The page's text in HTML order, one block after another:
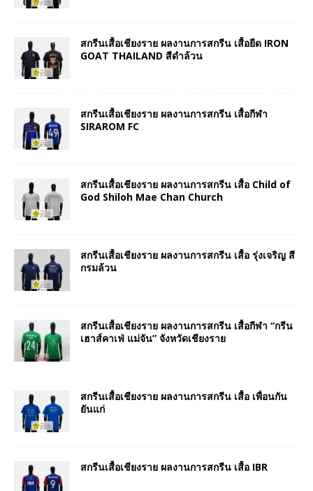
สกรีนเสื้อเชียงราย ผลงานการสกรีน เสื้อยืด IRON
GOAT THAILAND สีดำล้วน
สกรีนเสื้อเชียงราย ผลงานการสกรีน เสื้อกีฬา
SIRAROM FC
สกรีนเสื้อเชียงราย ผลงานการสกรีน เสื้อ Child of
God Shiloh Mae Chan Church
สกรีนเสื้อเชียงราย ผลงานการสกรีน เสื้อ รุ่งเจริญ สี
กรมล้วน
สกรีนเสื้อเชียงราย ผลงานการสกรีน เสื้อกีฬา “กรีน
เฮาส์คาเฟ่ แม่จัน” จังหวัดเชียงราย
สกรีนเสื้อเชียงราย ผลงานการสกรีน เสื้อ เพื่อนกัน
ยันแก่
สกรีนเสื้อเชียงราย ผลงานการสกรีน เสื้อ IBR